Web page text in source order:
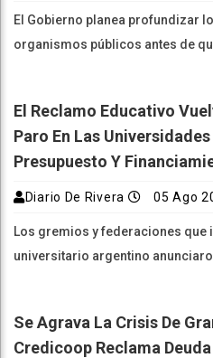
El Gobierno planea profundizar
organismos públicos antes de
El Reclamo Educativo
Paro En Las
Presupuesto Y
Diario De Rivera 05 Ago
Los gremios y federaciones que
universitario argentino
Se Agrava La Crisis De
Credicoop Reclama